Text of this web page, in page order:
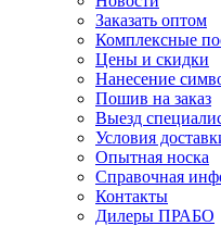
Заказать оптом
Комплексные
Цены и скидки
Нанесение
Пошив на заказ
Выезд
Условия
Опытная носка
Справочная
Контакты
Дилеры ПРАБО